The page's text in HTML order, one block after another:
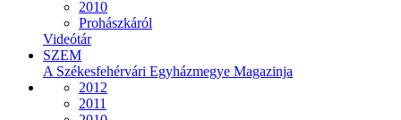
2010
Prohászkáról
Videótár
SZEM
A Székesfehérvári Egyházmegye Magazinja
2012
2011